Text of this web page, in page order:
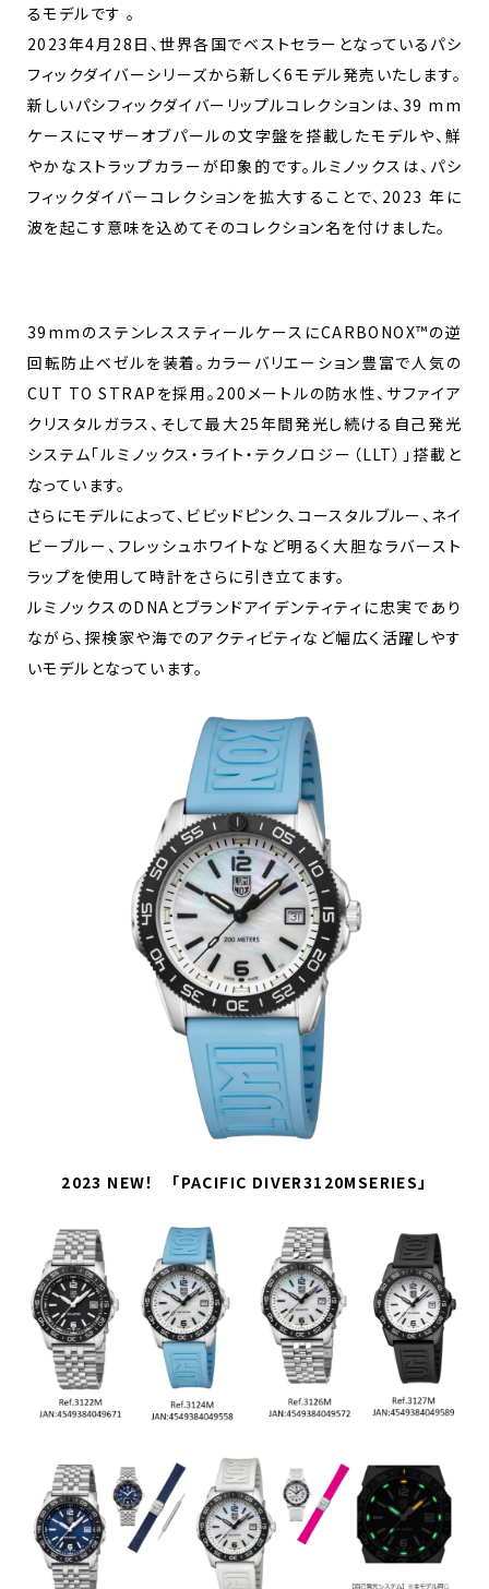
るモデルです 。
2023年4月28日、世界各国でベストセラーとなっているパシ
フィックダイバーシリーズから新しく6モデル発売いたします。
新しいパシフィックダイバーリップルコレクションは、39 mm
ケースにマザーオブパールの文字盤を搭載したモデルや、鮮
やかなストラップカラーが印象的です。ルミノックスは、パシ
フィックダイバーコレクションを拡大することで、2023 年に
波を起こす意味を込めてそのコレクション名を付けました。
39mmのステンレススティールケースにCARBONOX™の逆
回転防止ベゼルを装着。カラーバリエーション豊富で人気の
CUT TO STRAPを採用。200メートルの防水性、サファイア
クリスタルガラス、そして最大25年間発光し続ける自己発光
システム「ルミノックス・ライト・テクノロジー（LLT）」搭載と
なっています。
さらにモデルによって、ビビッドピンク、コースタルブルー、ネイ
ビーブルー、フレッシュホワイトなど明るく大胆なラバースト
ラップを使用して時計をさらに引き立てます。
ルミノックスのDNAとブランドアイデンティティに忠実であり
ながら、探検家や海でのアクティビティなど幅広く活躍しやす
いモデルとなっています。
2023 NEW！ 「PACIFIC DIVER3120MSERIES」